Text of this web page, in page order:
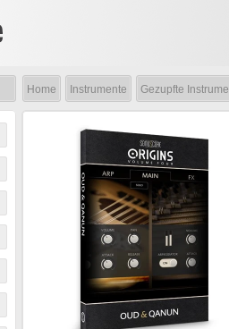
Home Instrumente Gezupfte